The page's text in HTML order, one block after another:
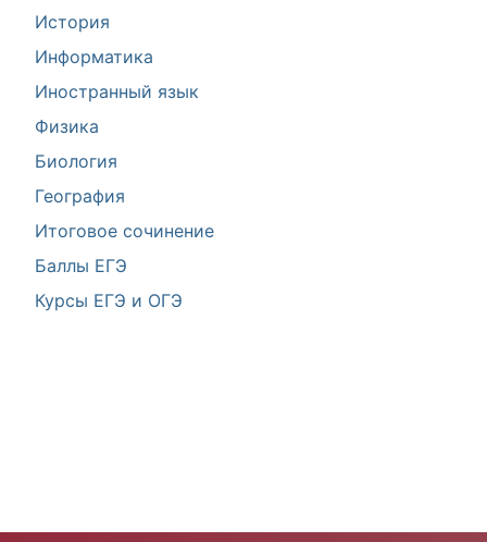
История
Информатика
Иностранный язык
Физика
Биология
География
Итоговое сочинение
Баллы ЕГЭ
Курсы ЕГЭ и ОГЭ